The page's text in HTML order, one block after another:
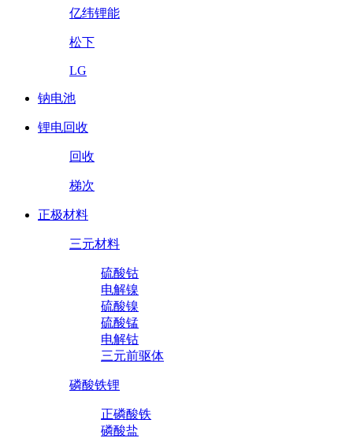
亿纬锂能
松下
LG
钠电池
锂电回收
回收
梯次
正极材料
三元材料
硫酸钴
电解镍
硫酸镍
硫酸锰
电解钴
三元前驱体
磷酸铁锂
正磷酸铁
磷酸盐